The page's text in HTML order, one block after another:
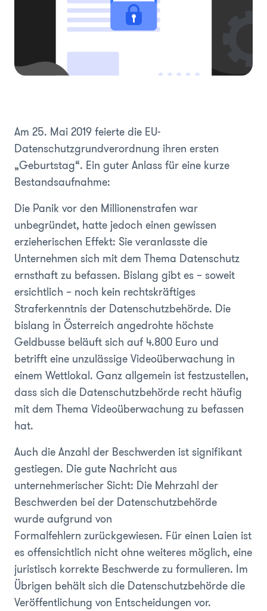
Am 25. Mai 2019 feierte die EU-
Datenschutzgrundverordnung ihren ersten
„Geburtstag“. Ein guter Anlass für eine kurze
Bestandsaufnahme:
Die Panik vor den Millionenstrafen war
unbegründet, hatte jedoch einen gewissen
erzieherischen Effekt: Sie veranlasste die
Unternehmen sich mit dem Thema Datenschutz
ernsthaft zu befassen. Bislang gibt es – soweit
ersichtlich – noch kein rechtskräftiges
Straferkenntnis der Datenschutzbehörde. Die
bislang in Österreich angedrohte höchste
Geldbusse beläuft sich auf 4.800 Euro und
betrifft eine unzulässige Videoüberwachung in
einem Wettlokal. Ganz allgemein ist festzustellen,
dass sich die Datenschutzbehörde recht häufig
mit dem Thema Videoüberwachung zu befassen
hat.
Auch die Anzahl der Beschwerden ist signifikant
gestiegen. Die gute Nachricht aus
unternehmerischer Sicht: Die Mehrzahl der
Beschwerden bei der Datenschutzbehörde
wurde aufgrund von
Formalfehlern zurückgewiesen. Für einen Laien ist
es offensichtlich nicht ohne weiteres möglich, eine
juristisch korrekte Beschwerde zu formulieren. Im
Übrigen behält sich die Datenschutzbehörde die
Veröffentlichung von Entscheidungen vor.